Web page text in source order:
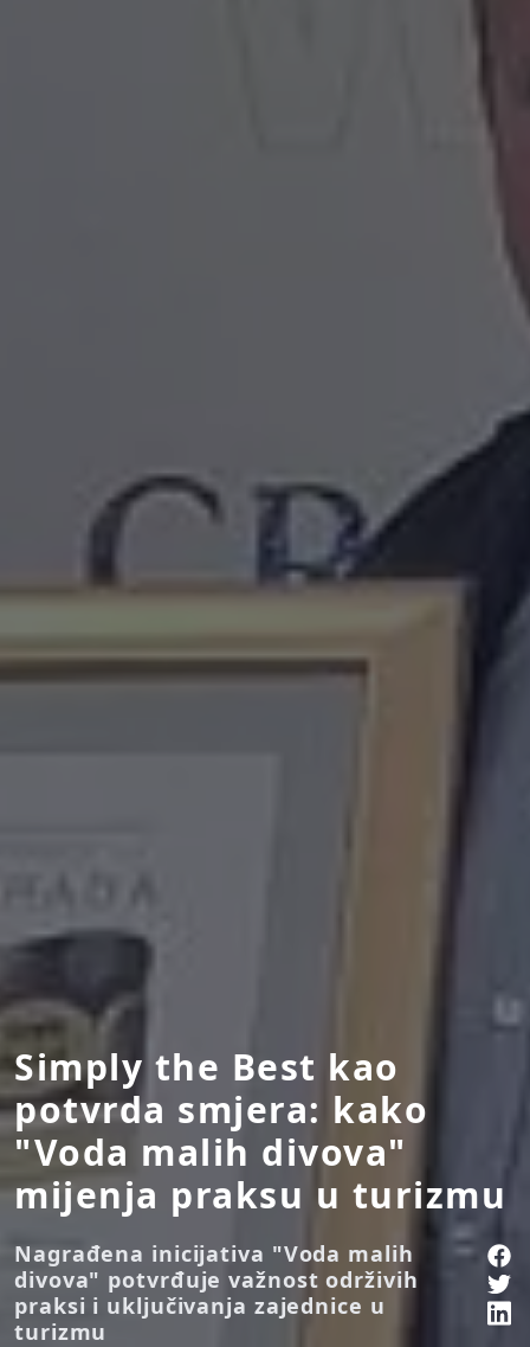
Simply the Best kao
potvrda smjera: kako
"Voda malih divova"
mijenja praksu u turizmu
Nagrađena inicijativa "Voda malih
divova" potvrđuje važnost održivih
praksi i uključivanja zajednice u
turizmu